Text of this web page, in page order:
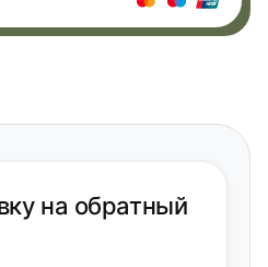
на обратный